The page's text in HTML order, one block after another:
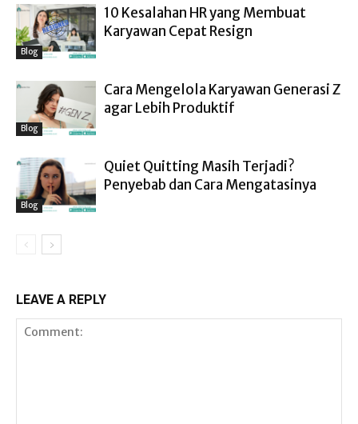
Blog
10 Kesalahan HR yang Membuat
Karyawan Cepat Resign
Blog
Cara Mengelola Karyawan Generasi Z
agar Lebih Produktif
Blog
Quiet Quitting Masih Terjadi?
Penyebab dan Cara Mengatasinya
LEAVE A REPLY